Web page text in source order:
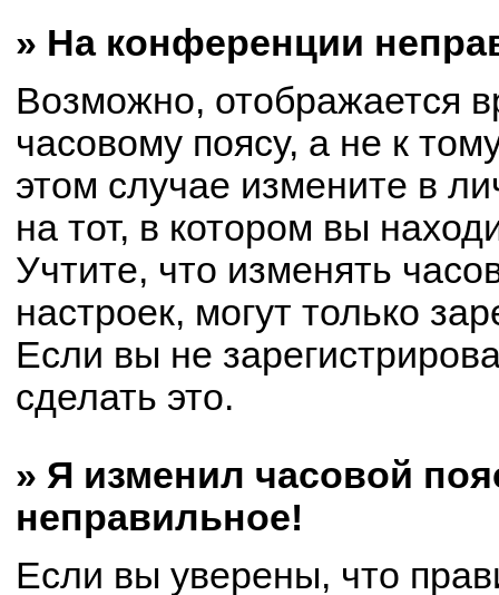
» На конференции
Возможно, отображается
часовому поясу, а не к
этом случае измените в
на тот, в котором вы
Учтите, что изменять
настроек, могут только
Если вы не
сделать это.
» Я изменил часовой
неправильное!
Если вы уверены, что